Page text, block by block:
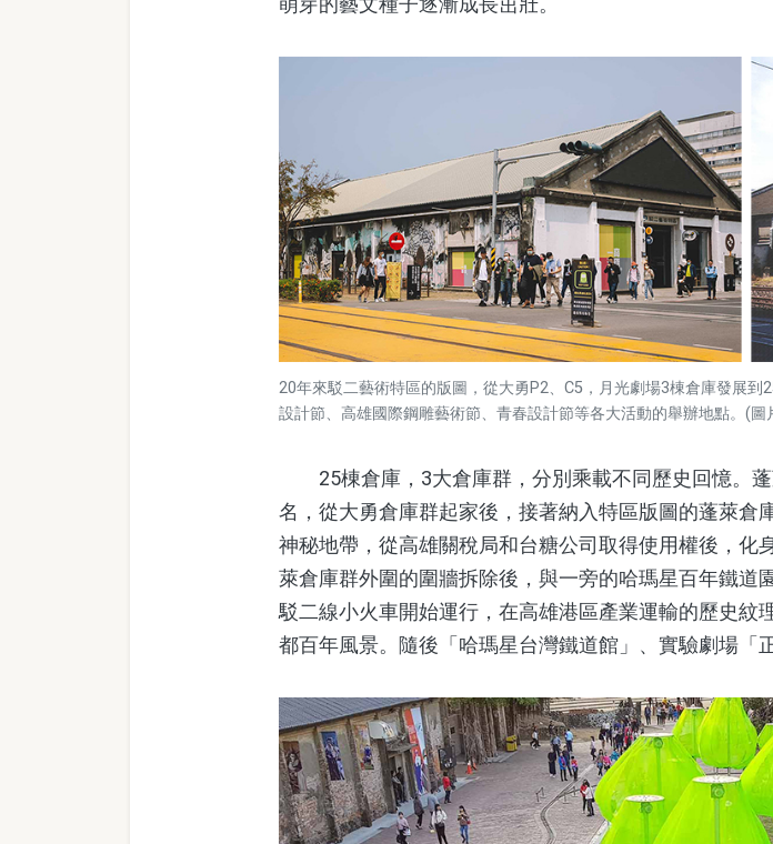
20年來駁二藝術特區的版圖，從大勇P2、C5，月光劇場3棟倉庫發展
設計節、高雄國際鋼雕藝術節、青春設計節等各大活動的舉辦地點。(
25棟倉庫，3大倉庫群，分別乘載不同歷史回憶。蓬
名，從大勇倉庫群起家後，接著納入特區版圖的蓬萊倉
神秘地帶，從高雄關稅局和台糖公司取得使用權後，
萊倉庫群外圍的圍牆拆除後，與一旁的哈瑪星百年鐵道
駁二線小火車開始運行，在高雄港區產業運輸的歷史紋
都百年風景。隨後「哈瑪星台灣鐵道館」、實驗劇場「